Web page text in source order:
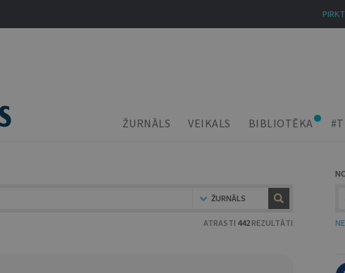
ŽURNĀLS VEIKALS BIBLIOTĒKA
ŽURNĀLS
ATRASTI 442 REZULTĀTI
PIRKT